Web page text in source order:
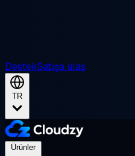
DestekSatışa ulaş
TR
Ürünler